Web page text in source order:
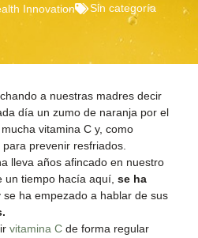
Innovation Sin categoría
a nuestras madres decir
día un zumo de naranja por el
vitamina C y, como
prevenir resfriados.
lleva años afincado en nuestro
un tiempo hacía aquí, se ha
se ha empezado a hablar de sus
vitamina C de forma regular